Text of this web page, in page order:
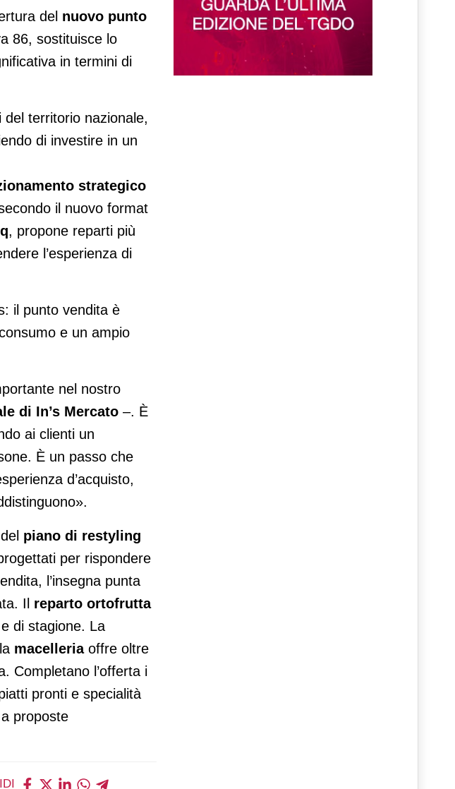
del nuovo punto
86, sostituisce lo
in termini di
del territorio nazionale,
di investire in un
strategico
il nuovo format
, propone reparti più
l’esperienza di
il punto vendita è
e un ampio
nel nostro
di In’s Mercato –. È
ai clienti un
È un passo che
d’acquisto,
piano di restyling
per rispondere
l’insegna punta
Il reparto ortofrutta
di stagione. La
macelleriaoffre oltre
Completano l’offerta i
pronti e specialità
proposte